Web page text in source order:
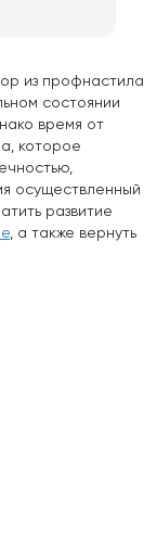
из профнастила
состоянии
время от
которое
осуществленный
развитие
, а также вернуть